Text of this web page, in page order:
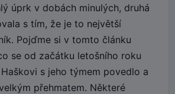
úprk v dobách minulých, druhá
s tím, že je to největší
Pojďme si v tomto článku
se od začátku letošního roku
s jeho týmem povedlo a
přehmatem. Některé